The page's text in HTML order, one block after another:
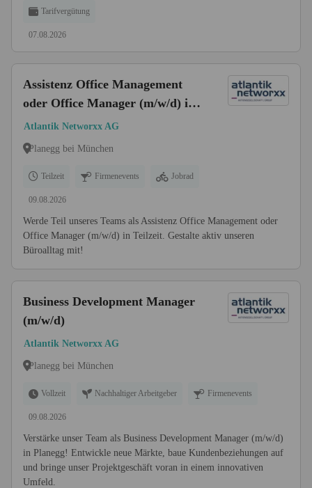
Tarifvergütung
07.08.2026
Assistenz Office Management
oder Office Manager (m/w/d) in
Teilzeit 20-25 Std/Woche
Atlantik Networxx AG
Planegg bei München
Teilzeit Firmenevents Jobrad
09.08.2026
Werde Teil unseres Teams als Assistenz Office Management oder
Office Manager (m/w/d) in Teilzeit. Gestalte aktiv unseren
Büroalltag mit!
Business Development Manager
(m/w/d)
Atlantik Networxx AG
Planegg bei München
Vollzeit Nachhaltiger Arbeitgeber Firmenevents
09.08.2026
Verstärke unser Team als Business Development Manager (m/w/d)
in Planegg! Entwickle neue Märkte, baue Kundenbeziehungen auf
und bringe unser Projektgeschäft voran in einem innovativen
Umfeld.